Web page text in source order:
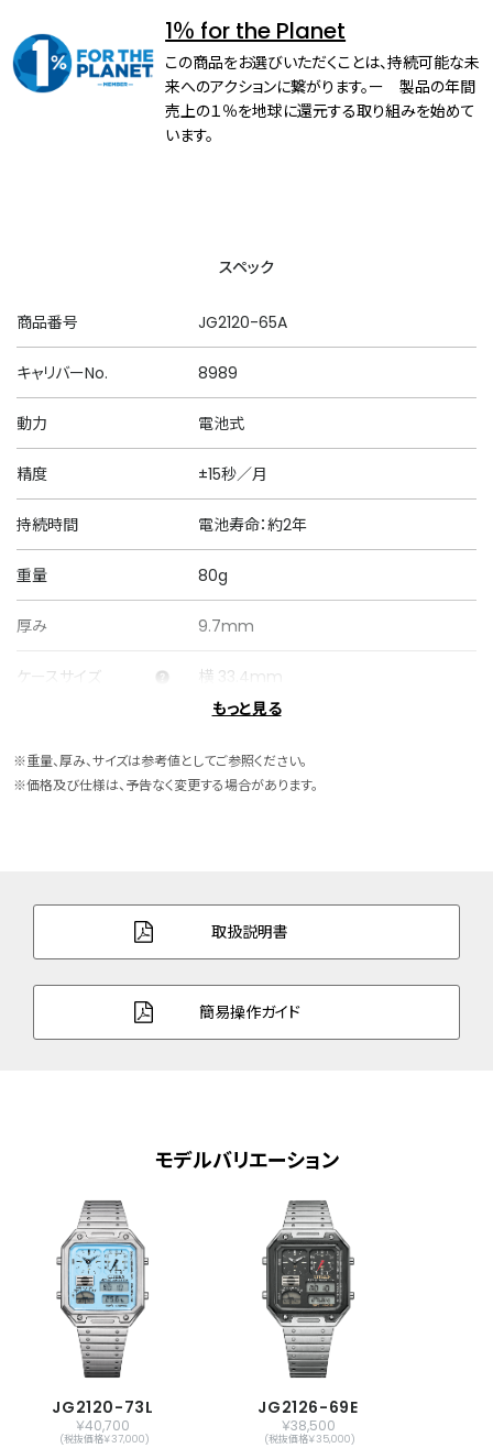
1％ for the Planet
この商品をお選びいただくことは、持続可能な未
来へのアクションに繋がります。ー 製品の年間
売上の１％を地球に還元する取り組みを始めて
います。
スペック
商品番号 JG2120-65A
キャリバーNo. 8989
動力 電池式
精度 ±15秒／月
持続時間 電池寿命：約2年
重量 80g
厚み 9.7mm
ケースサイズ 横 33.4mm
バンド素材・タイプ
ステンレス
クリスタルガラス
防水性能 5気圧防水
デザイン特徴
デイ＆デイト表示
12／24時間表示切替機能
1/1000秒クロノグラフ(12時間計)
デュアルタイム機能
CITIZENご登録で国内保証5年間)
もっと見る
※重量、厚み、サイズは参考値としてご参照ください。
※価格及び仕様は、予告なく変更する場合があります。
取扱説明書
簡易操作ガイド
モデルバリエーション
JG2120-73L
￥40,700
(税抜価格￥37,000)
JG2126-69E
￥38,500
(税抜価格￥35,000)